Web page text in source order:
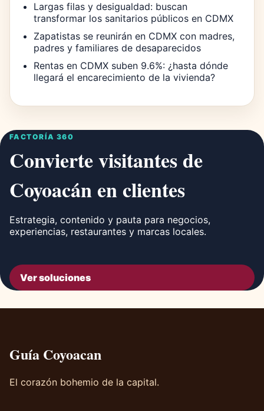
Largas filas y desigualdad: buscan
transformar los sanitarios públicos en CDMX
Zapatistas se reunirán en CDMX con madres,
padres y familiares de desaparecidos
Rentas en CDMX suben 9.6%: ¿hasta dónde
llegará el encarecimiento de la vivienda?
FACTORÍA 360
Convierte visitantes de
Coyoacán en clientes
Estrategia, contenido y pauta para negocios,
experiencias, restaurantes y marcas locales.
Ver soluciones
Guía Coyoacan
El corazón bohemio de la capital.